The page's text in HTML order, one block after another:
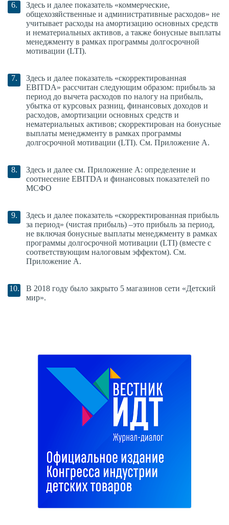
Здесь и далее показатель «коммерческие,
общехозяйственные и административные расходов» не
учитывает расходы на амортизацию основных средств
и нематериальных активов, а также бонусные выплаты
менеджменту в рамках программы долгосрочной
мотивации (LTI).
Здесь и далее показатель «скорректированная
EBITDA» рассчитан следующим образом: прибыль за
период до вычета расходов по налогу на прибыль,
убытка от курсовых разниц, финансовых доходов и
расходов, амортизации основных средств и
нематериальных активов; скорректирован на бонусные
выплаты менеджменту в рамках программы
долгосрочной мотивации (LTI). См. Приложение А.
Здесь и далее см. Приложение А: определение и
соотнесение EBITDA и финансовых показателей по
МСФО
Здесь и далее показатель «скорректированная прибыль
за период» (чистая прибыль) –это прибыль за период,
не включая бонусные выплаты менеджменту в рамках
программы долгосрочной мотивации (LTI) (вместе с
соответствующим налоговым эффектом). См.
Приложение А.
В 2018 году было закрыто 5 магазинов сети «Детский
мир».